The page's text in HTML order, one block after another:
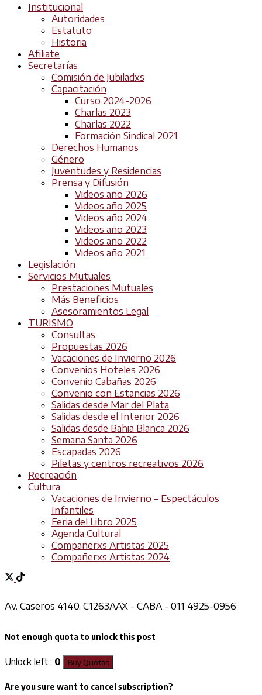
Institucional
Autoridades
Estatuto
Historia
Afiliate
Secretarías
Comisión de Jubiladxs
Capacitación
Curso 2024-2026
Charlas 2023
Charlas 2022
Formación Sindical 2021
Derechos Humanos
Género
Juventudes y Residencias
Prensa y Difusión
Videos año 2026
Videos año 2025
Videos año 2024
Videos año 2023
Videos año 2022
Videos año 2021
Legislación
Servicios Mutuales
Prestaciones Mutuales
Más Beneficios
Asesoramientos Legal
TURISMO
Consultas
Propuestas 2026
Vacaciones de Invierno 2026
Convenios Hoteles 2026
Convenio Cabañas 2026
Convenio con Estancias 2026
Salidas desde Mar del Plata
Salidas desde el Interior 2026
Salidas desde Bahia Blanca 2026
Semana Santa 2026
Escapadas 2026
Piletas y centros recreativos 2026
Recreación
Cultura
Vacaciones de Invierno – Espectáculos
Infantiles
Feria del Libro 2025
Agenda Cultural
Compañerxs Artistas 2025
Compañerxs Artistas 2024
Av. Caseros 4140, C1263AAX - CABA - 011 4925-0956
Not enough quota to unlock this post
Unlock left : 0 Buy Quotas
Are you sure want to cancel subscription?